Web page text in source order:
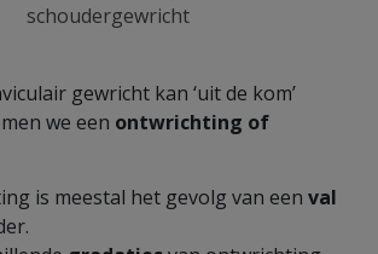
schoudergewricht
gewricht kan ‘uit de kom’
we een ontwrichting of
is meestal het gevolg van een val